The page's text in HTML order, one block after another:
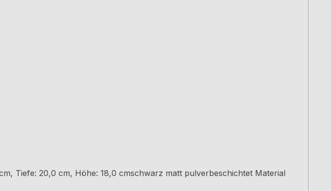
Tiefe: 20,0 cm, Höhe: 18,0 cmschwarz matt pulverbeschichtet Material